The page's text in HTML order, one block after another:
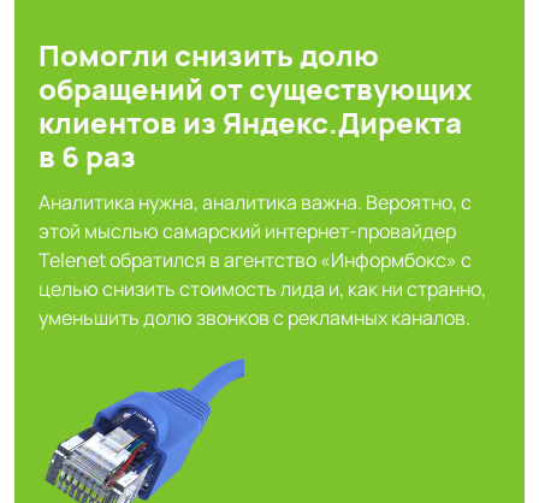
Помогли снизить долю
обращений от существующих
клиентов из Яндекс.Директа
в 6 раз
Аналитика нужна, аналитика важна. Вероятно, с
этой мыслью самарский интернет-провайдер
Telenet обратился в агентство «Информбокс» с
целью снизить стоимость лида и, как ни странно,
уменьшить долю звонков с рекламных каналов.